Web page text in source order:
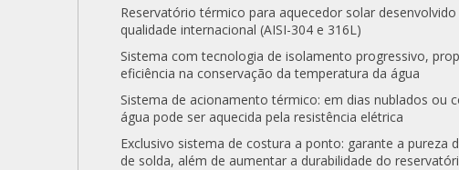
Reservatório térmico para aquecedor solar
qualidade internacional (AISI-304 e 316L)
Sistema com tecnologia de isolamento progressivo,
eficiência na conservação da temperatura da água
Sistema de acionamento térmico: em dias nublados ou
água pode ser aquecida pela resistência elétrica
Exclusivo sistema de costura a ponto: garante a pureza
de solda, além de aumentar a durabilidade do